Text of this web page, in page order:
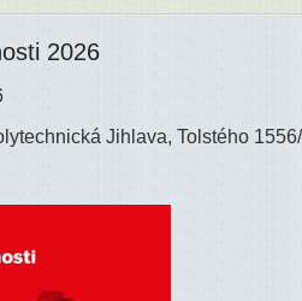
2026
Jihlava, Tolstého